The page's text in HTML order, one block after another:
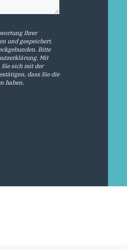
Ihrer
und gespeichert.
Bitte
. Mit
sich mit der
dass Sie die
haben.